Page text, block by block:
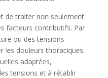
de traiter non seulement
facteurs contributifs. Par
ou des tensions
les douleurs thoraciques.
adaptées,
tensions et à rétablir